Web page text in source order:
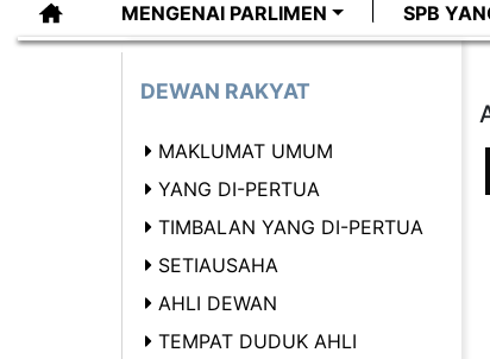
MENGENAI PARLIMEN SPB
DEWAN RAKYAT
MAKLUMAT UMUM
YANG DI-PERTUA
TIMBALAN YANG DI-PERTUA
SETIAUSAHA
AHLI DEWAN
TEMPAT DUDUK AHLI